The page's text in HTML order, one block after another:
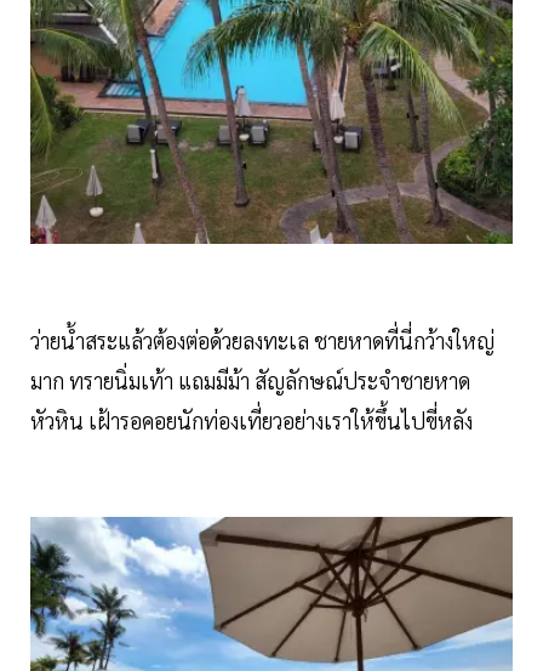
ว่ายน้ำสระแล้วต้องต่อด้วยลงทะเล ชายหาดที่นี่กว้างใหญ่
มาก ทรายนิ่มเท้า แถมมีม้า สัญลักษณ์ประจำชายหาด
หัวหิน เฝ้ารอคอยนักท่องเที่ยวอย่างเราให้ขึ้นไปขี่หลัง